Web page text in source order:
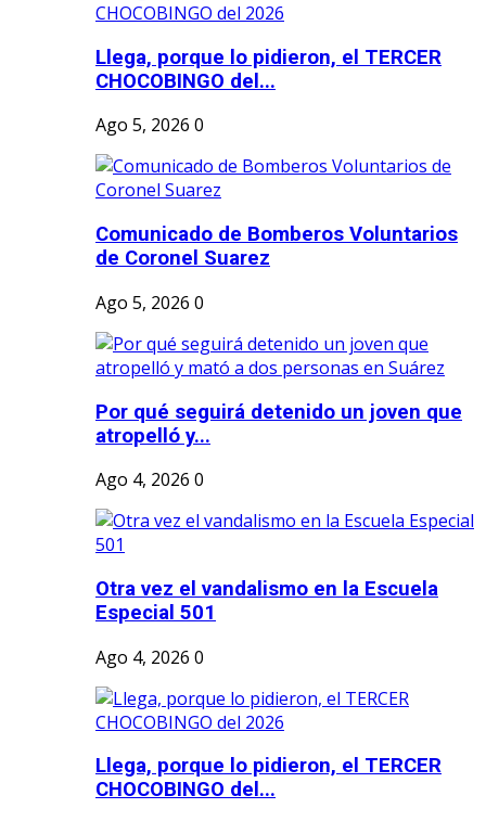
Llega, porque lo pidieron, el TERCER
CHOCOBINGO del...
Ago 5, 2026 0
Comunicado de Bomberos Voluntarios
de Coronel Suarez
Ago 5, 2026 0
Por qué seguirá detenido un joven que
atropelló y...
Ago 4, 2026 0
Otra vez el vandalismo en la Escuela
Especial 501
Ago 4, 2026 0
Llega, porque lo pidieron, el TERCER
CHOCOBINGO del...